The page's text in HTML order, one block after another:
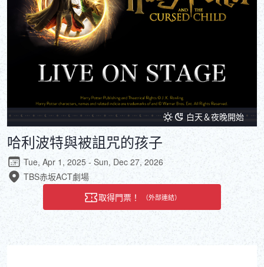
ESPAÑOL
FRANÇAIS
白天＆夜晚開始
哈利波特與被詛咒的孩子
Tue, Apr 1, 2025 - Sun, Dec 27, 2026
TBS赤坂ACT劇場
取得門票！
（外部連結）